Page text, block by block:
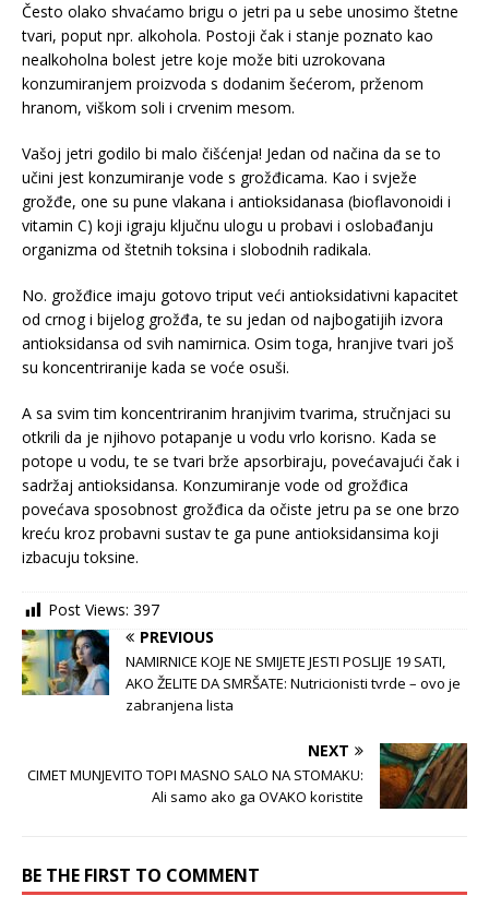
Često olako shvaćamo brigu o jetri pa u sebe unosimo štetne
tvari, poput npr. alkohola. Postoji čak i stanje poznato kao
nealkoholna bolest jetre koje može biti uzrokovana
konzumiranjem proizvoda s dodanim šećerom, prženom
hranom, viškom soli i crvenim mesom.
Vašoj jetri godilo bi malo čišćenja! Jedan od načina da se to
učini jest konzumiranje vode s grožđicama. Kao i svježe
grožđe, one su pune vlakana i antioksidanasa (bioflavonoidi i
vitamin C) koji igraju ključnu ulogu u probavi i oslobađanju
organizma od štetnih toksina i slobodnih radikala.
No. grožđice imaju gotovo triput veći antioksidativni kapacitet
od crnog i bijelog grožđa, te su jedan od najbogatijih izvora
antioksidansa od svih namirnica. Osim toga, hranjive tvari još
su koncentriranije kada se voće osuši.
A sa svim tim koncentriranim hranjivim tvarima, stručnjaci su
otkrili da je njihovo potapanje u vodu vrlo korisno. Kada se
potope u vodu, te se tvari brže apsorbiraju, povećavajući čak i
sadržaj antioksidansa. Konzumiranje vode od grožđica
povećava sposobnost grožđica da očiste jetru pa se one brzo
kreću kroz probavni sustav te ga pune antioksidansima koji
izbacuju toksine.
Post Views: 397
PREVIOUS
NAMIRNICE KOJE NE SMIJETE JESTI POSLIJE 19 SATI,
AKO ŽELITE DA SMRŠATE: Nutricionisti tvrde – ovo je
zabranjena lista
NEXT
CIMET MUNJEVITO TOPI MASNO SALO NA STOMAKU:
Ali samo ako ga OVAKO koristite
BE THE FIRST TO COMMENT